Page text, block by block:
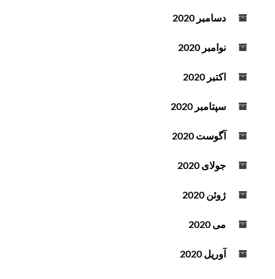
دسامبر 2020
نوامبر 2020
اکتبر 2020
سپتامبر 2020
آگوست 2020
جولای 2020
ژوئن 2020
می 2020
آوریل 2020